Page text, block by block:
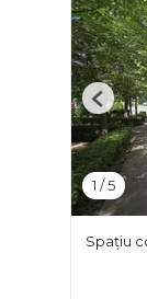
1 /5
Spațiu